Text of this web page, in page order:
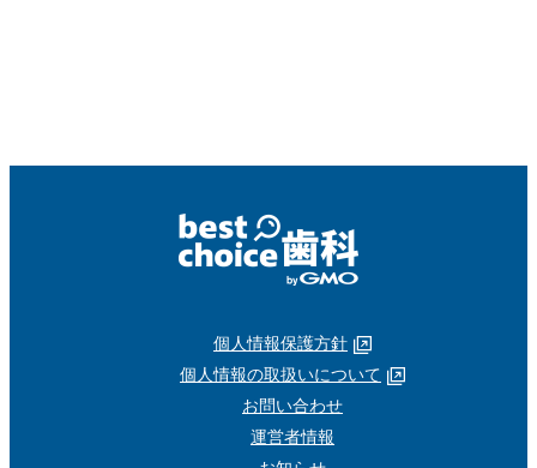
個人情報保護方針
個人情報の取扱いについて
お問い合わせ
運営者情報